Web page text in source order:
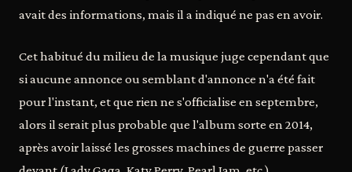
avait des informations, mais il a indiqué ne pas en avoir.
Cet habitué du milieu de la musique juge cependant que
si aucune annonce ou semblant d'annonce n'a été fait
pour l'instant, et que rien ne s'officialise en septembre,
alors il serait plus probable que l'album sorte en 2014,
après avoir laissé les grosses machines de guerre passer